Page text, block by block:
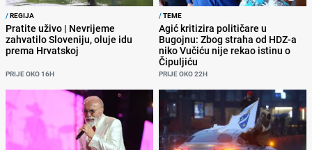
/REGIJA
Pratite uživo | Nevrijeme
zahvatilo Sloveniju, oluje idu
prema Hrvatskoj
PRIJE OKO 16H
/TEME
Agić kritizira političare u
Bugojnu: Zbog straha od HDZ-a
niko Vučiću nije rekao istinu o
Čipuljiću
PRIJE OKO 22H